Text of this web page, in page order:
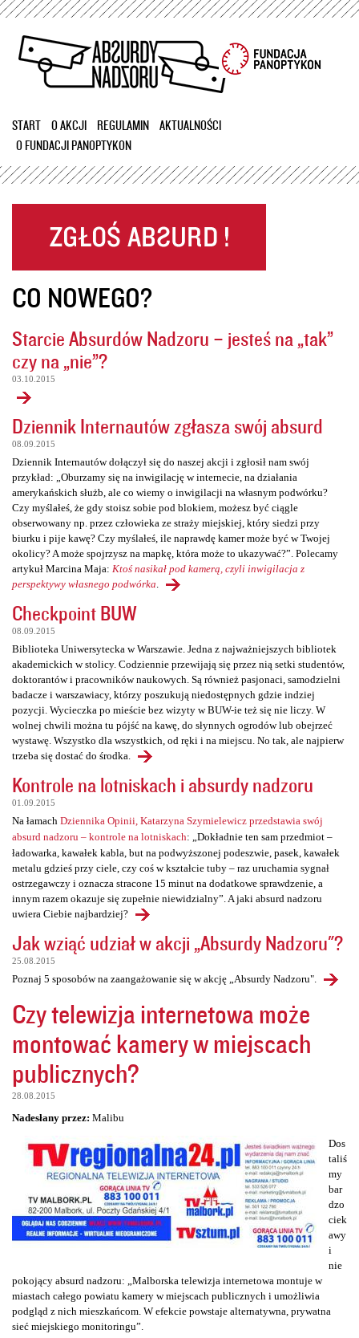
Przejdź
treści
START O AKCJI REGULAMIN
AKTUALNOŚCI
O FUNDACJI PANOPTYKON
CO NOWEGO?
Starcie Absurdów Nadzoru – jesteś na „tak”
czy na „nie”?
03.10.2015
Dziennik Internautów zgłasza swój absurd
08.09.2015
Dziennik Internautów dołączył się do naszej akcji i zgłosił nam swój
przykład: „Oburzamy się na inwigilację w internecie, na działania
amerykańskich służb, ale co wiemy o inwigilacji na własnym podwórku?
Czy myślałeś, że gdy stoisz sobie pod blokiem, możesz być ciągle
obserwowany np. przez człowieka ze straży miejskiej, który siedzi przy
biurku i pije kawę? Czy myślałeś, ile naprawdę kamer może być w Twojej
okolicy? A może spojrzysz na mapkę, która może to ukazywać?”. Polecamy
artykuł Marcina Maja: Ktoś nasikał pod kamerą, czyli inwigilacja z
perspektywy własnego podwórka
Checkpoint BUW
08.09.2015
Biblioteka Uniwersytecka w Warszawie. Jedna z najważniejszych bibliotek
akademickich w stolicy. Codziennie przewijają się przez nią setki studentów,
doktorantów i pracowników naukowych. Są również pasjonaci, samodzielni
badacze i warszawiacy, którzy poszukują niedostępnych gdzie indziej
pozycji. Wycieczka po mieście bez wizyty w BUW-ie też się nie liczy. W
wolnej chwili można tu pójść na kawę, do słynnych ogrodów lub obejrzeć
wystawę. Wszystko dla wszystkich, od ręki i na miejscu. No tak, ale najpierw
trzeba się dostać do środka.
Kontrole na lotniskach i absurdy nadzoru
01.09.2015
Na łamach Dziennika Opinii, Katarzyna Szymielewicz przedstawia swój
absurd nadzoru – kontrole na lotniskach: „Dokładnie ten sam przedmiot –
ładowarka, kawałek kabla, but na podwyższonej podeszwie, pasek, kawałek
metalu gdzieś przy ciele, czy coś w kształcie tuby – raz uruchamia sygnał
ostrzegawczy i oznacza stracone 15 minut na dodatkowe sprawdzenie, a
innym razem okazuje się zupełnie niewidzialny”. A jaki absurd nadzoru
uwiera Ciebie najbardziej?
Jak wziąć udział w akcji „Absurdy Nadzoru"?
25.08.2015
Poznaj 5 sposobów na zaangażowanie się w akcję „Absurdy Nadzoru".
Czy telewizja internetowa może
montować kamery w miejscach
publicznych?
28.08.2015
Nadesłany przez: Malibu
Dos
taliś
my
bar
dzo
ciek
awy
i
nie
pokojący absurd nadzoru: „Malborska telewizja internetowa montuje w
miastach całego powiatu kamery w miejscach publicznych i umożliwia
podgląd z nich mieszkańcom. W efekcie powstaje alternatywna, prywatna
sieć miejskiego monitoringu”.